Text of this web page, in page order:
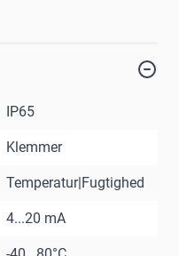
IP65
Klemmer
Temperatur|Fugtighed
4...20 mA